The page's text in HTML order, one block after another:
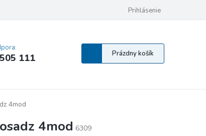
Vyhlásenie o prístupnosti
Prihlásenie
111
Nákupný
košík
Prázdny košík
4mod
4mod 6309